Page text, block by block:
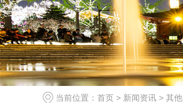
当前位置： 首页 > 新闻资讯 > 其他